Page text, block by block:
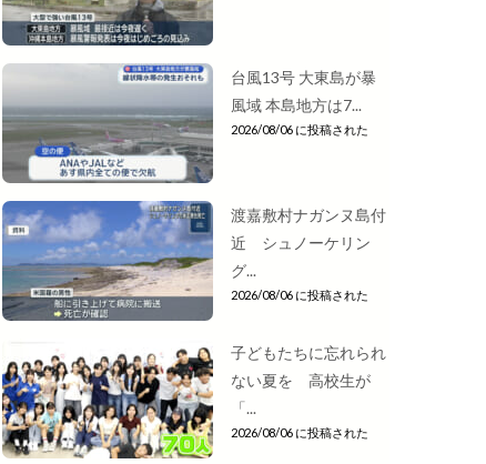
台風13号 大東島が暴
風域 本島地方は7...
2026/08/06 に投稿された
渡嘉敷村ナガンヌ島付
近 シュノーケリン
グ...
2026/08/06 に投稿された
子どもたちに忘れられ
ない夏を 高校生が
「...
2026/08/06 に投稿された